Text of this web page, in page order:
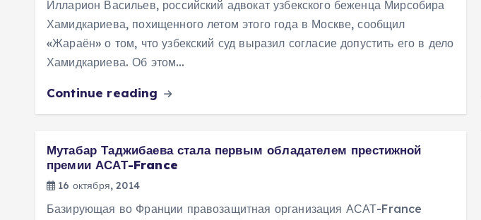
Илларион Васильев, российский адвокат узбекского беженца Мирсобира
Хамидкариева, похищенного летом этого года в Москве, сообщил
«Жараён» о том, что узбекский суд выразил согласие допустить его в дело
Хамидкариева. Об этом…
Continue reading
Мутабар Таджибаева стала первым обладателем престижной
премии АСАТ-France
16 октября, 2014
Базирующая во Франции правозащитная организация АСАТ-France